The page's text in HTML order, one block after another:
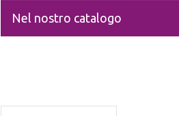
Nel nostro catalogo